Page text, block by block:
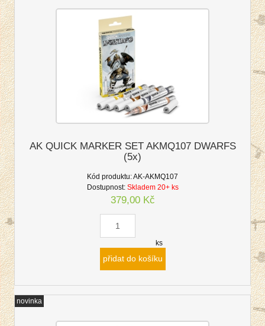
AK QUICK MARKER SET AKMQ107 DWARFS
(5x)
Kód produktu:AK-AKMQ107
Dostupnost: Skladem 20+ ks
379,00 Kč
ks
přidat do košíku
novinka